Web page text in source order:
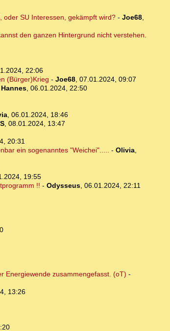
oder SU Interessen, gekämpft wird?- Joe68,
den ganzen Hintergrund nicht verstehen.
22:06
(Bürger)Krieg - Joe68, 07.01.2024, 09:07
Hannes, 06.01.2024, 22:50
, 06.01.2024, 18:46
, 08.01.2024, 13:47
20:31
ein sogenanntes "Weichei"..... - Olivia,
19:55
!! - Odysseus, 06.01.2024, 22:11
Energiewende zusammengefasst. (oT) -
13:26